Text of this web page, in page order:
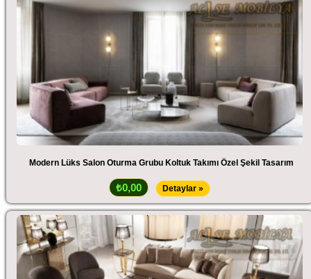
Modern Lüks Salon Oturma Grubu Koltuk Takımı Özel Şekil Tasarım
₺0,00 Detaylar »